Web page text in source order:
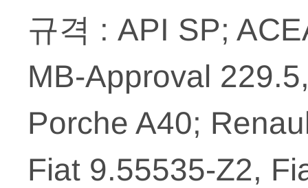
규격 : API SP;
MB-Approval
Porche A40;
Fiat 9.55535-Z2,